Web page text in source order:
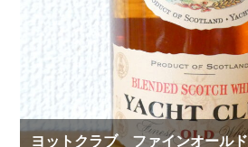
ヨットクラブ ファインオールド